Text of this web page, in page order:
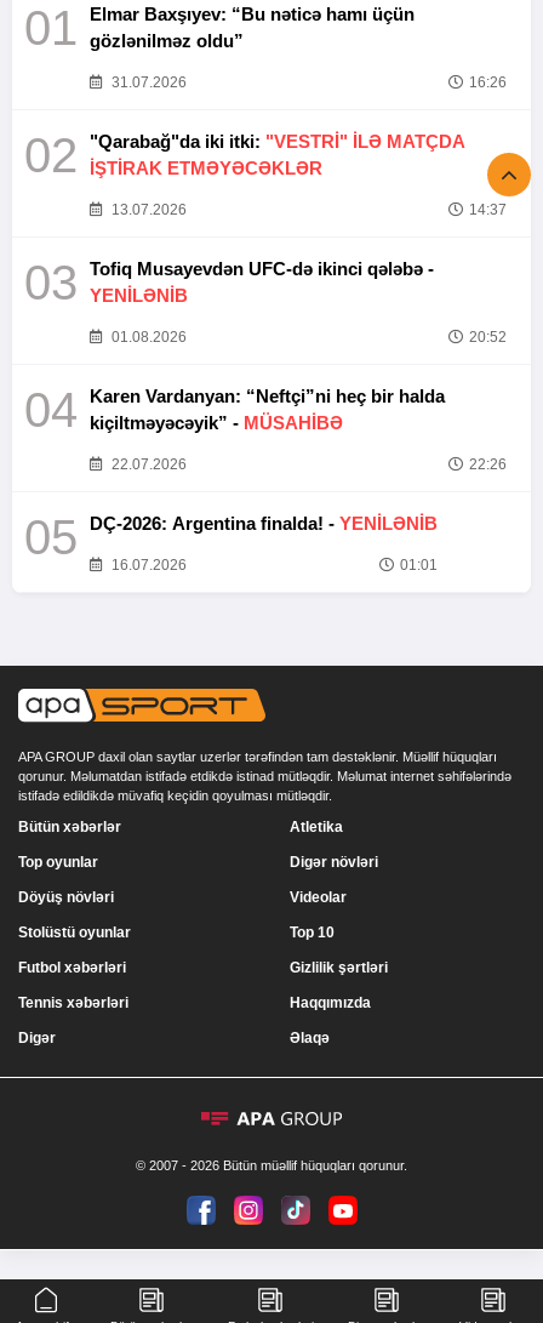
01
Elmar Baxşıyev: “Bu nəticə hamı üçün
gözlənilməz oldu”
31.07.2026 16:26
02 "Qarabağ"da iki itki: "VESTRİ" İLƏ MATÇDA
İŞTİRAK ETMƏYƏCƏKLƏR
13.07.2026 14:37
03
Tofiq Musayevdən UFC-də ikinci qələbə -
YENİLƏNİB
01.08.2026 20:52
04
Karen Vardanyan: “Neftçi”ni heç bir halda
kiçiltməyəcəyik” - MÜSAHİBƏ
22.07.2026 22:26
05 DÇ-2026: Argentina finalda! - YENİLƏNİB
16.07.2026 01:01
APA GROUP daxil olan saytlar uzerlər tərəfindən tam dəstəklənir. Müəllif hüquqları
qorunur. Məlumatdan istifadə etdikdə istinad mütləqdir. Məlumat internet səhifələrində
istifadə edildikdə müvafiq keçidin qoyulması mütləqdir.
Bütün xəbərlər
Top oyunlar
Döyüş növləri
Stolüstü oyunlar
Atletika
Digər növləri
Videolar
Top 10
Futbol xəbərləri
Tennis xəbərləri
Digər
Gizlilik şərtləri
Haqqımızda
Əlaqə
© 2007 - 2026 Bütün müəllif hüquqları qorunur.